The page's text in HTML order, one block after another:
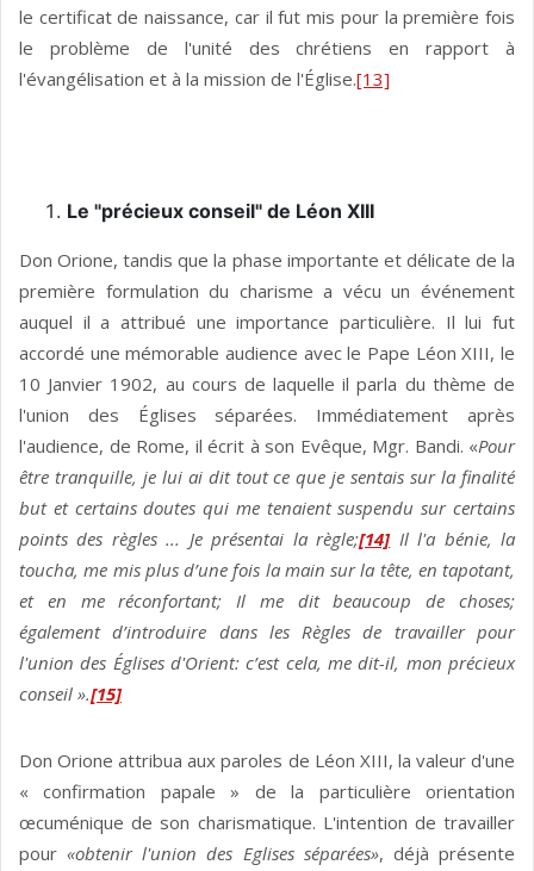
le certificat de naissance, car il fut mis pour la première fois
le problème de l'unité des chrétiens en rapport à
l'évangélisation et à la mission de l'Église.[13]
Le "précieux conseil" de Léon XIII
Don Orione, tandis que la phase importante et délicate de la
première formulation du charisme a vécu un événement
auquel il a attribué une importance particulière. Il lui fut
accordé une mémorable audience avec le Pape Léon XIII, le
10 Janvier 1902, au cours de laquelle il parla du thème de
l'union des Églises séparées. Immédiatement après
l'audience, de Rome, il écrit à son Evêque, Mgr. Bandi. «Pour
être tranquille, je lui ai dit tout ce que je sentais sur la finalité
but et certains doutes qui me tenaient suspendu sur certains
points des règles ... Je présentai la règle;[14]Il l'a bénie, la
toucha, me mis plus d’une fois la main sur la tête, en tapotant,
et en me réconfortant; Il me dit beaucoup de choses;
également d’introduire dans les Règles de travailler pour
l'union des Églises d'Orient: c’est cela, me dit-il, mon précieux
conseil ».[15]
Don Orione attribua aux paroles de Léon XIII, la valeur d'une
« confirmation papale » de la particulière orientation
œcuménique de son charismatique. L'intention de travailler
pour «obtenir l'union des Eglises séparées», déjà présente